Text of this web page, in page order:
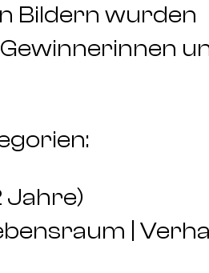
Bildern wurden
Jahre)
|